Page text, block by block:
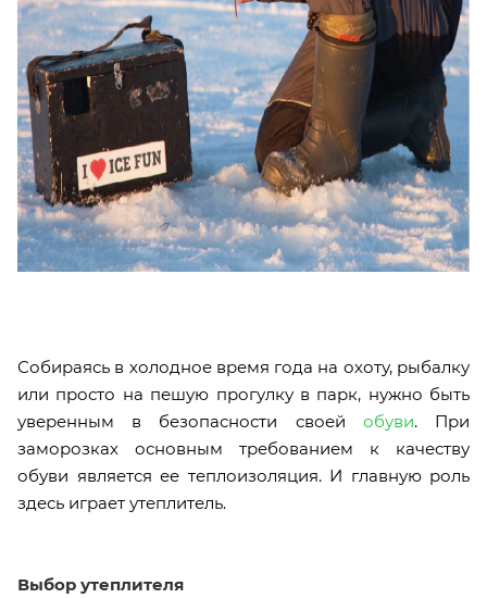
Собираясь в холодное время года на охоту, рыбалку
или просто на пешую прогулку в парк, нужно быть
уверенным в безопасности своей обуви. При
заморозках основным требованием к качеству
обуви является ее теплоизоляция. И главную роль
здесь играет утеплитель.
Выбор утеплителя